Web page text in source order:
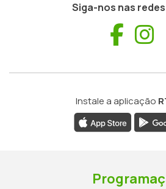
Siga-nos nas
Instale a aplicação